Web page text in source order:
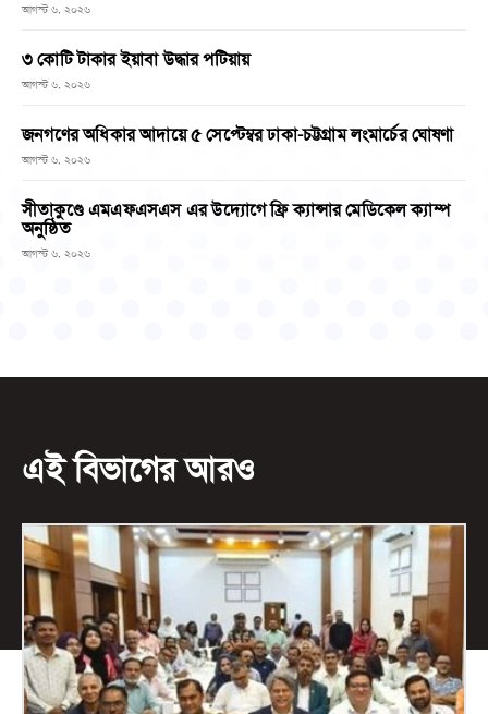
আগস্ট ৬, ২০২৬
৩ কোটি টাকার ইয়াবা উদ্ধার পটিয়ায়
আগস্ট ৬, ২০২৬
জনগণের অধিকার আদায়ে ৫ সেপ্টেম্বর ঢাকা-চট্টগ্রাম লংমার্চের ঘোষণা
আগস্ট ৬, ২০২৬
সীতাকুণ্ডে এমএফএসএস এর উদ্যোগে ফ্রি ক্যান্সার মেডিকেল ক্যাম্প
অনুষ্ঠিত
আগস্ট ৬, ২০২৬
এই বিভাগের আরও